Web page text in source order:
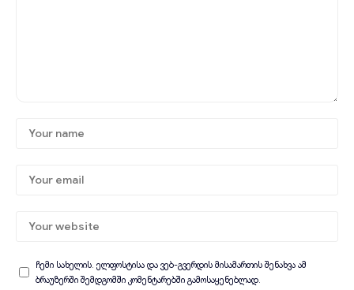
ჩემი სახელის. ელფოსტისა და ვებ-გვერდის მისამართის შენახვა ამ
ბრაუზერში შემდგომში კომენტარებში გამოსაყენებლად.